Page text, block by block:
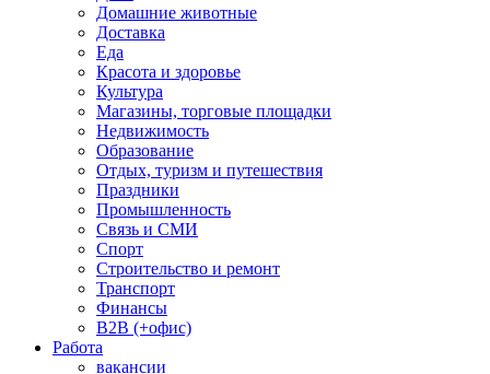
Домашние животные
Доставка
Еда
Красота и здоровье
Культура
Магазины, торговые площадки
Недвижимость
Образование
Отдых, туризм и путешествия
Праздники
Промышленность
Связь и СМИ
Спорт
Строительство и ремонт
Транспорт
Финансы
B2B (+офис)
Работа
вакансии